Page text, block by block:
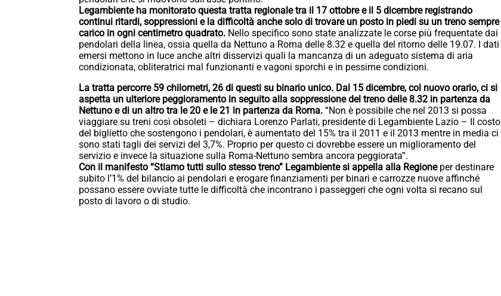
Legambiente ha monitorato questa tratta regionale tra il 17 ottobre e il 5 dicembre registrando
continui ritardi, soppressioni e la difficoltà anche solo di trovare un posto in piedi su un treno sempre
carico in ogni centimetro quadrato. Nello specifico sono state analizzate le corse più frequentate dai
pendolari della linea, ossia quella da Nettuno a Roma delle 8.32 e quella del ritorno delle 19.07. I dati
emersi mettono in luce anche altri disservizi quali la mancanza di un adeguato sistema di aria
condizionata, obliteratrici mal funzionanti e vagoni sporchi e in pessime condizioni.
La tratta percorre 59 chilometri, 26 di questi su binario unico. Dal 15 dicembre, col nuovo orario, ci si
aspetta un ulteriore peggioramento in seguito alla soppressione del treno delle 8.32 in partenza da
Nettuno e di un altro tra le 20 e le 21 in partenza da Roma. “Non è possibile che nel 2013 si possa
viaggiare su treni così obsoleti – dichiara Lorenzo Parlati, presidente di Legambiente Lazio – Il costo
del biglietto che sostengono i pendolari, è aumentato del 15% tra il 2011 e il 2013 mentre in media ci
sono stati tagli dei servizi del 3,7%. Proprio per questo ci dovrebbe essere un miglioramento del
servizio e invece la situazione sulla Roma-Nettuno sembra ancora peggiorata”.
Con il manifesto “Stiamo tutti sullo stesso treno” Legambiente si appella alla Regione per destinare
subito l’1% del bilancio ai pendolari e erogare finanziamenti per binari e carrozze nuove affinché
possano essere ovviate tutte le difficoltà che incontrano i passeggeri che ogni volta si recano sul
posto di lavoro o di studio.